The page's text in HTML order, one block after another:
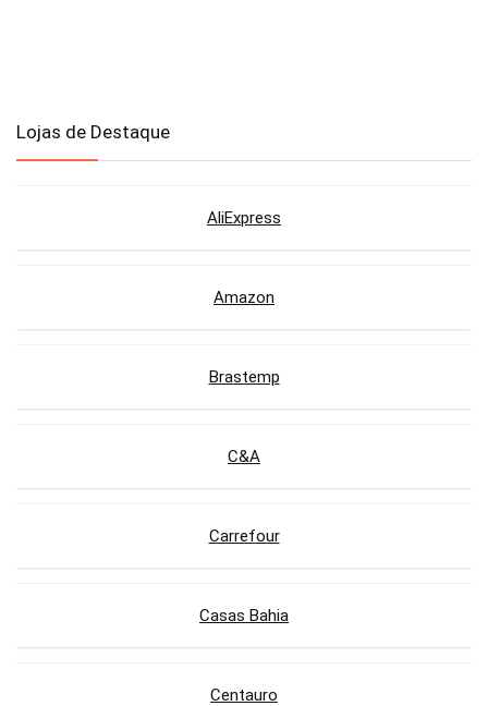
Lojas de Destaque
AliExpress
Amazon
Brastemp
C&A
Carrefour
Casas Bahia
Centauro